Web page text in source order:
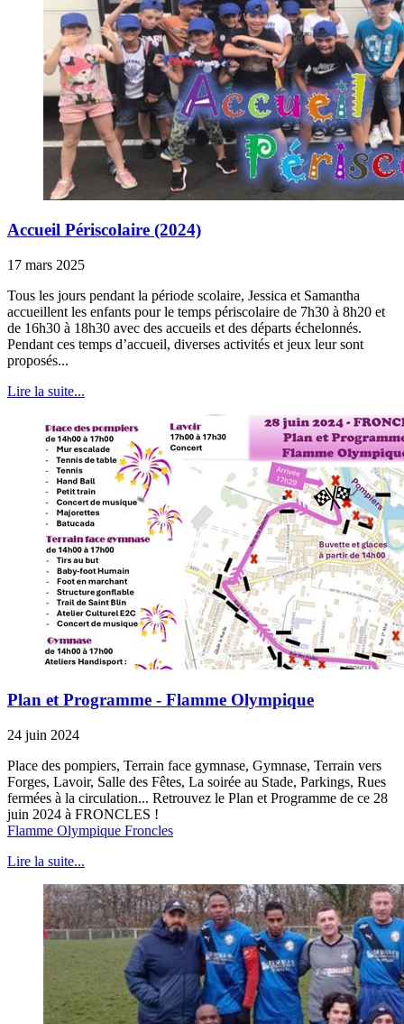
Accueil Périscolaire (2024)
17 mars 2025
Tous les jours pendant la période scolaire, Jessica et Samantha
accueillent les enfants pour le temps périscolaire de 7h30 à 8h20 et
de 16h30 à 18h30 avec des accueils et des départs échelonnés.
Pendant ces temps d’accueil, diverses activités et jeux leur sont
proposés...
Lire la suite...
Plan et Programme - Flamme Olympique
24 juin 2024
Place des pompiers, Terrain face gymnase, Gymnase, Terrain vers
Forges, Lavoir, Salle des Fêtes, La soirée au Stade, Parkings, Rues
fermées à la circulation... Retrouvez le Plan et Programme de ce 28
juin 2024 à FRONCLES !
Flamme Olympique Froncles
Lire la suite...